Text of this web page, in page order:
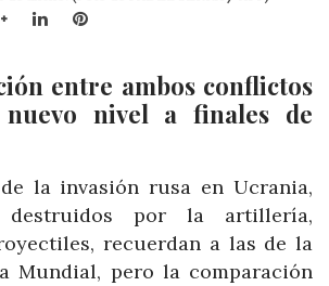
Google+LinkedInPinterest
entre ambos conflictos
nivel a finales de
la invasión rusa en Ucrania,
destruidos por la artillería,
recuerdan a las de la
Mundial, pero la comparación